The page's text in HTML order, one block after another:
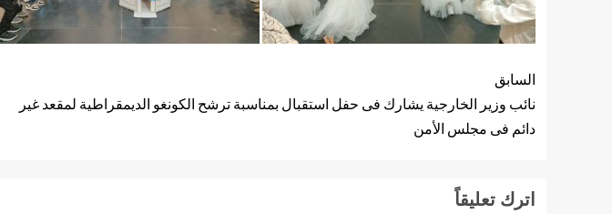
السابق
نائب وزير الخارجية يشارك فى حفل استقبال بمناسبة ترشح الكونغو الديمقراطية لمقعد غير
دائم فى مجلس الأمن
اترك تعليقاً